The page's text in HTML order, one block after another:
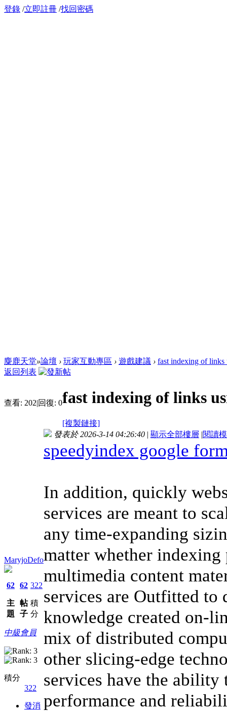
登錄 /立即註冊 /找回密碼
麋鹿天堂»論壇 › 玩家互動專區 › 遊戲建議 › fast indexing of links
返回列表
查看: 202|回復: 0fast indexing of links
[複製鏈接]
MaryjoDefo
62
主
題
62
帖
子
322
積
分
中級會員
積分
322
發消
發表於 2026-3-14 04:26:40 | 顯示全部樓層 |閱讀
speedyindex google
In addition, quickly
services are meant to
any time-expanding
matter whether indexing
multimedia content
services are Outfitted
knowledge created on-
mix of distributed
other slicing-edge
services have the ability
performance and